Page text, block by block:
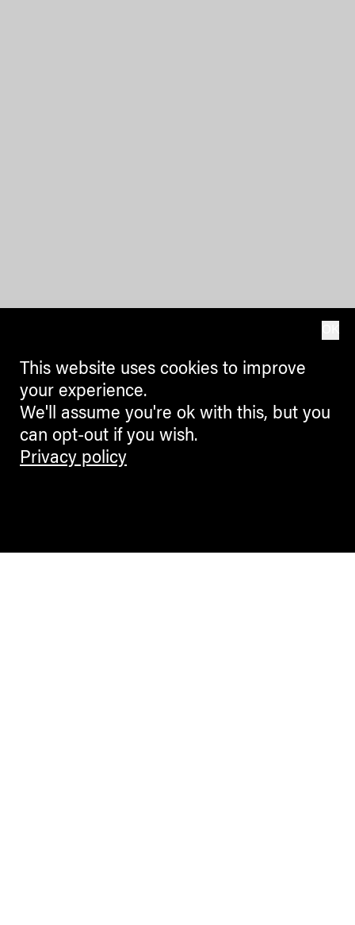
This website uses cookies to improve
your experience.
We'll assume you're ok with this, but you
can opt-out if you wish.
Privacy policy